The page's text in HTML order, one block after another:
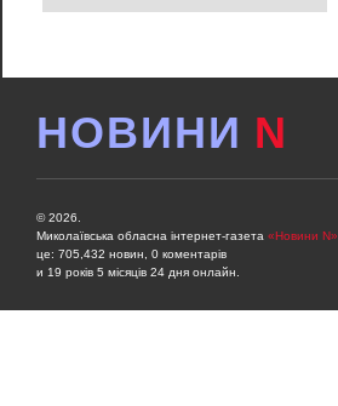
НОВИНИ N
© 2026.
Миколаївська обласна інтернет-газета «Новини N»
це: 705,432 новин, 0 коментарів
и 19 років 5 місяців 24 дня онлайн.